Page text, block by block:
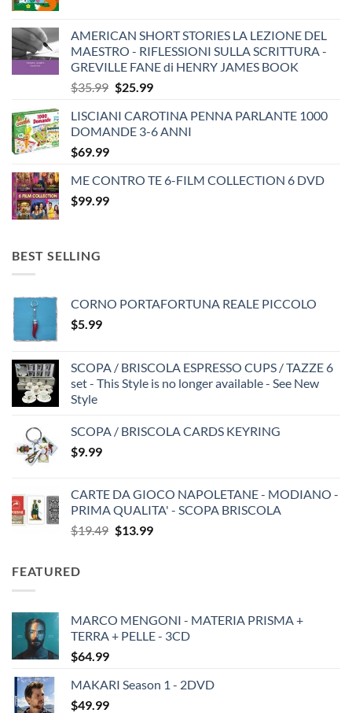
AMERICAN SHORT STORIES LA LEZIONE DEL
MAESTRO - RIFLESSIONI SULLA SCRITTURA -
GREVILLE FANE di HENRY JAMES BOOK
$35.99 Original
was:
$35.99.
$25.99Current
is:
$25.99.
LISCIANI CAROTINA PENNA PARLANTE 1000
DOMANDE 3-6 ANNI
$69.99
ME CONTRO TE 6-FILM COLLECTION 6 DVD
$99.99
BEST SELLING
CORNO PORTAFORTUNA REALE PICCOLO
$5.99
SCOPA / BRISCOLA ESPRESSO CUPS / TAZZE 6
set - This Style is no longer available - See New
Style
SCOPA / BRISCOLA CARDS KEYRING
$9.99
CARTE DA GIOCO NAPOLETANE - MODIANO -
PRIMA QUALITA' - SCOPA BRISCOLA
$19.49 Original
$13.99Current
FEATURED
MARCO MENGONI - MATERIA PRISMA +
TERRA + PELLE - 3CD
$64.99
MAKARI Season 1 - 2DVD
$49.99